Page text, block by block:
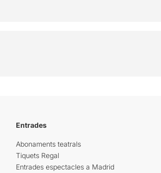
Entrades
Abonaments teatrals
Tiquets Regal
Entrades espectacles a Madrid